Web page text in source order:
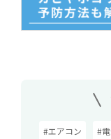
#エアコン #